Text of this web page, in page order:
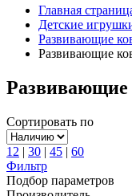
Главная
Детские
Развивающие
Развивающие
Развивающие
Сортировать по
12 | 30 | 45 | 60
Фильтр
Подбор параметров